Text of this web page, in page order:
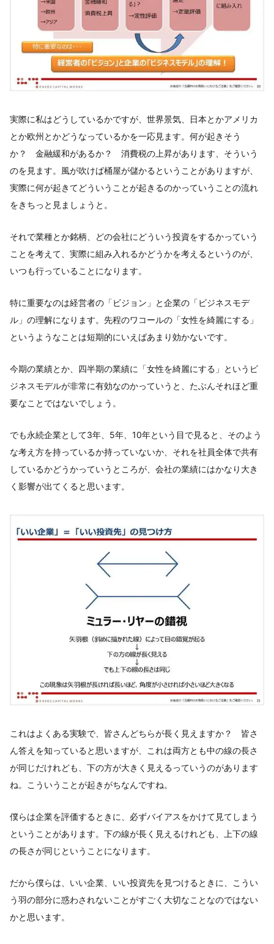
実際に私はどうしているかですが、世界景気、日本とかアメリカ
とか欧州とかどうなっているかを一応見ます。何が起きそう
か？ 金融緩和があるか？ 消費税の上昇があります、そういう
のを見ます。風が吹けば桶屋が儲かるということがありますが、
実際に何が起きてどういうことが起きるのかっていうことの流れ
をきちっと見ましょうと。
それで業種とか銘柄、どの会社にどういう投資をするかっていう
ことを考えて、実際に組み入れるかどうかを考えるというのが、
いつも行っていることになります。
特に重要なのは経営者の「ビジョン」と企業の「ビジネスモデ
ル」の理解になります。先程のワコールの「女性を綺麗にする」
というようなことは短期的にいえばあまり効かないです。
今期の業績とか、四半期の業績に「女性を綺麗にする」というビ
ジネスモデルが非常に有効なのかっていうと、たぶんそれほど重
要なことではないでしょう。
でも永続企業として3年、5年、10年という目で見ると、そのよう
な考え方を持っているか持っていないか、それを社員全体で共有
しているかどうかっていうところが、会社の業績にはかなり大き
く影響が出てくると思います。
これはよくある実験で、皆さんどちらが長く見えますか？ 皆さ
ん答えを知っていると思いますが、これは両方とも中の線の長さ
が同じだけれども、下の方が大きく見えるっていうのがあります
ね。こういうことが起きがちなんですね。
僕らは企業を評価するときに、必ずバイアスをかけて見てしまう
ということがあります。下の線が長く見えるけれども、上下の線
の長さが同じということになります。
だから僕らは、いい企業、いい投資先を見つけるときに、こうい
う羽の部分に惑わされないことがすごく大切なことなのではない
かと思います。